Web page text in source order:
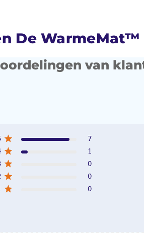
De
van
7
1
0
0
0